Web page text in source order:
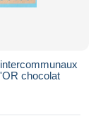
chocolat